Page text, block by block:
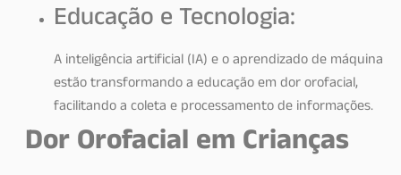
Educação e Tecnologia:
A inteligência artificial (IA) e o aprendizado de máquina
estão transformando a educação em dor orofacial,
facilitando a coleta e processamento de informações.
Dor Orofacial em Crianças